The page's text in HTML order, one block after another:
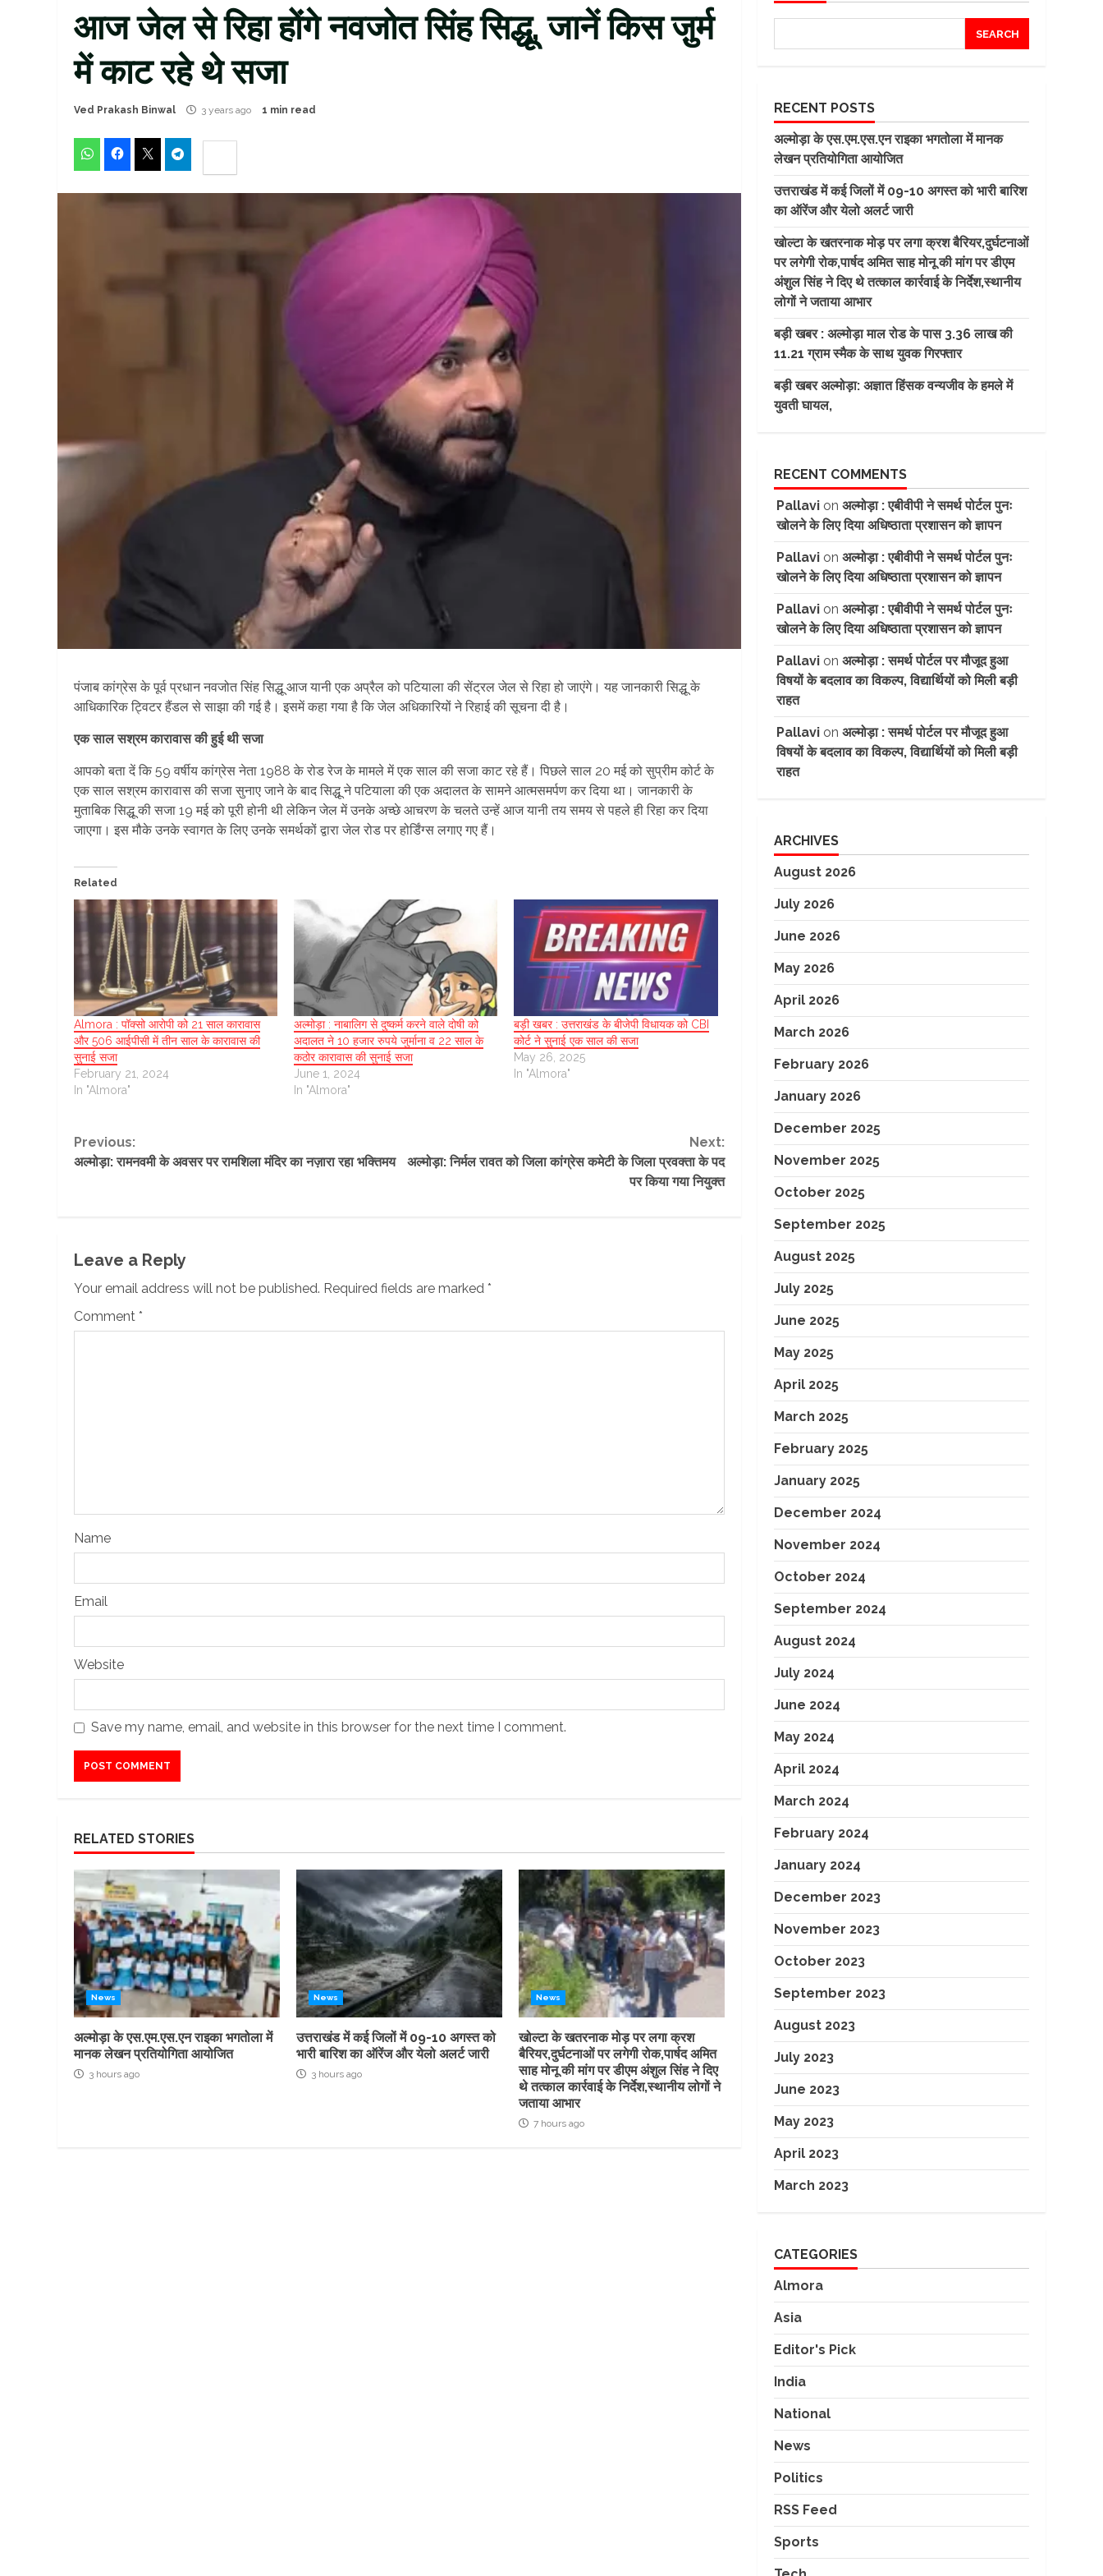
आज जेल से रिहा होंगे नवजोत सिंह सिद्धू, जानें किस जु़र्म
में काट रहे थे सजा
Ved Prakash Binwal 3 years ago 1 min read
पंजाब कांग्रेस के पूर्व प्रधान नवजोत सिंह सिद्धू आज यानी एक अप्रैल को पटियाला की सेंट्रल जेल से रिहा हो जाएंगे। यह जानकारी सिद्धू के
आधिकारिक ट्विटर हैंडल से साझा की गई है। इसमें कहा गया है कि जेल अधिकारियों ने रिहाई की सूचना दी है।
एक साल सश्रम कारावास की हुई थी सजा
आपको बता दें कि 59 वर्षीय कांग्रेस नेता 1988 के रोड रेज के मामले में एक साल की सजा काट रहे हैं। पिछले साल 20 मई को सुप्रीम कोर्ट के
एक साल सश्रम कारावास की सजा सुनाए जाने के बाद सिद्धू ने पटियाला की एक अदालत के सामने आत्मसमर्पण कर दिया था। जानकारी के
मुताबिक सिद्धू की सजा 19 मई को पूरी होनी थी लेकिन जेल में उनके अच्छे आचरण के चलते उन्हें आज यानी तय समय से पहले ही रिहा कर दिया
जाएगा। इस मौके उनके स्वागत के लिए उनके समर्थकों द्वारा जेल रोड पर होर्डिंग्स लगाए गए हैं।
Related
Almora : पॉक्सो आरोपी को 21 साल कारावास
और 506 आईपीसी में तीन साल के कारावास की
सुनाई सजा
February 21, 2024
In "Almora"
अल्मोड़ा : नाबालिग से दुष्कर्म करने वाले दोषी को
अदालत ने 10 हजार रुपये जुर्माना व 22 साल के
कठोर कारावास की सुनाई सजा
June 1, 2024
In "Almora"
बड़ी खबर : उत्तराखंड के बीजेपी विधायक को CBI
कोर्ट ने सुनाई एक साल की सजा
May 26, 2025
In "Almora"
Continue
Previous:
अल्मोड़ा: रामनवमी के अवसर पर रामशिला मंदिर का नज़ारा रहा भक्तिमय
Next:
अल्मोड़ा: निर्मल रावत को जिला कांग्रेस कमेटी के जिला प्रवक्ता के पद
पर किया गया नियुक्त
Leave a Reply
Your email address will not be published. Required fields are marked *
Comment *
Name
Email
Website
Save my name, email, and website in this browser for the next time I comment.
RELATED STORIES
News
अल्मोड़ा के एस.एम.एस.एन राइका भगतोला में
मानक लेखन प्रतियोगिता आयोजित
3 hours ago
News
उत्तराखंड में कई जिलों में 09-10 अगस्त को
भारी बारिश का ऑरेंज और येलो अलर्ट जारी
3 hours ago
News
खोल्टा के खतरनाक मोड़ पर लगा क्रश
बैरियर,दुर्घटनाओं पर लगेगी रोक,पार्षद अमित
साह मोनू की मांग पर डीएम अंशुल सिंह ने दिए
थे तत्काल कार्रवाई के निर्देश,स्थानीय लोगों ने
जताया आभार
7 hours ago
SEARCH
RECENT POSTS
अल्मोड़ा के एस.एम.एस.एन राइका भगतोला में मानक
लेखन प्रतियोगिता आयोजित
उत्तराखंड में कई जिलों में 09-10 अगस्त को भारी बारिश
का ऑरेंज और येलो अलर्ट जारी
खोल्टा के खतरनाक मोड़ पर लगा क्रश बैरियर,दुर्घटनाओं
पर लगेगी रोक,पार्षद अमित साह मोनू की मांग पर डीएम
अंशुल सिंह ने दिए थे तत्काल कार्रवाई के निर्देश,स्थानीय
लोगों ने जताया आभार
बड़ी खबर : अल्मोड़ा माल रोड के पास 3.36 लाख की
11.21 ग्राम स्मैक के साथ युवक गिरफ्तार
बड़ी खबर अल्मोड़ा: अज्ञात हिंसक वन्यजीव के हमले में
युवती घायल,
RECENT COMMENTS
Pallavion अल्मोड़ा : एबीवीपी ने समर्थ पोर्टल पुनः
खोलने के लिए दिया अधिष्ठाता प्रशासन को ज्ञापन
Pallavion अल्मोड़ा : एबीवीपी ने समर्थ पोर्टल पुनः
खोलने के लिए दिया अधिष्ठाता प्रशासन को ज्ञापन
Pallavion अल्मोड़ा : एबीवीपी ने समर्थ पोर्टल पुनः
खोलने के लिए दिया अधिष्ठाता प्रशासन को ज्ञापन
Pallavion अल्मोड़ा : समर्थ पोर्टल पर मौजूद हुआ
विषयों के बदलाव का विकल्प, विद्यार्थियों को मिली बड़ी
राहत
Pallavion अल्मोड़ा : समर्थ पोर्टल पर मौजूद हुआ
विषयों के बदलाव का विकल्प, विद्यार्थियों को मिली बड़ी
राहत
ARCHIVES
August 2026
July 2026
June 2026
May 2026
April 2026
March 2026
February 2026
January 2026
December 2025
November 2025
October 2025
September 2025
August 2025
July 2025
June 2025
May 2025
April 2025
March 2025
February 2025
January 2025
December 2024
November 2024
October 2024
September 2024
August 2024
July 2024
June 2024
May 2024
April 2024
March 2024
February 2024
January 2024
December 2023
November 2023
October 2023
September 2023
August 2023
July 2023
June 2023
May 2023
April 2023
March 2023
CATEGORIES
Almora
Asia
Editor's Pick
India
National
News
Politics
RSS Feed
Sports